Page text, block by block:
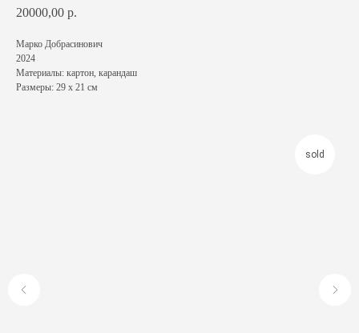
20000,00 р.
Марко Добрасинович
2024
Материалы: картон, карандаш
Размеры: 29 х 21 см
sold